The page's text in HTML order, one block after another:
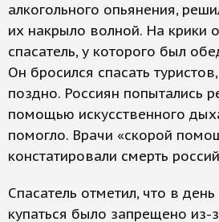
алкогольного опьянения,
их накрыло волной. На
спасатель, у которого был
Он бросился спасать
поздно. Россиян попытались
помощью искусственного
помогло. Врачи «скорой
констатировали смерть
Спасатель отметил, что в
купаться было запрещено из-